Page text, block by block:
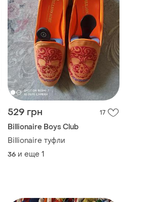
529 грн 17
Billionaire Boys Club
Billionaire туфли
36 и еще 1